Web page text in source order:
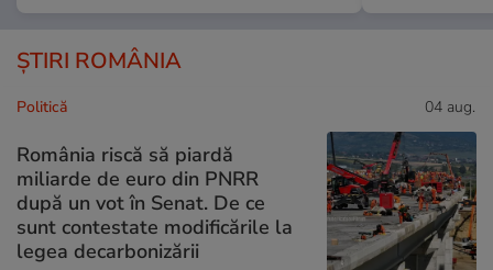
ȘTIRI ROMÂNIA
Politică 04 aug.
România riscă să piardă
miliarde de euro din PNRR
după un vot în Senat. De ce
sunt contestate modificările la
legea decarbonizării